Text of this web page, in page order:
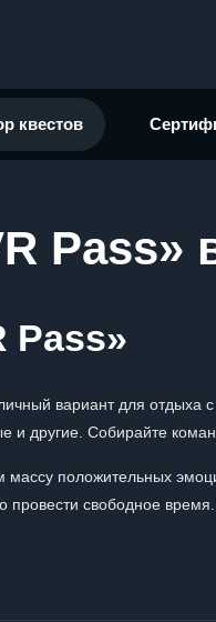
квестов
Pass»
Pass»
вариант для отдыха
и другие. Собирайте
массу положительных
свободное время.